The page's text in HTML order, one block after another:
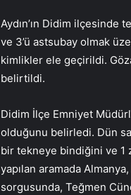
Aydın’ın Didim ilçesinde
ve 3’ü astsubay olmak
kimlikler ele geçirildi.
belirtildi.
Didim İlçe Emniyet
olduğunu belirledi. Dün
bir tekneye bindiğini ve 1
yapılan aramada
sorgusunda, Teğmen